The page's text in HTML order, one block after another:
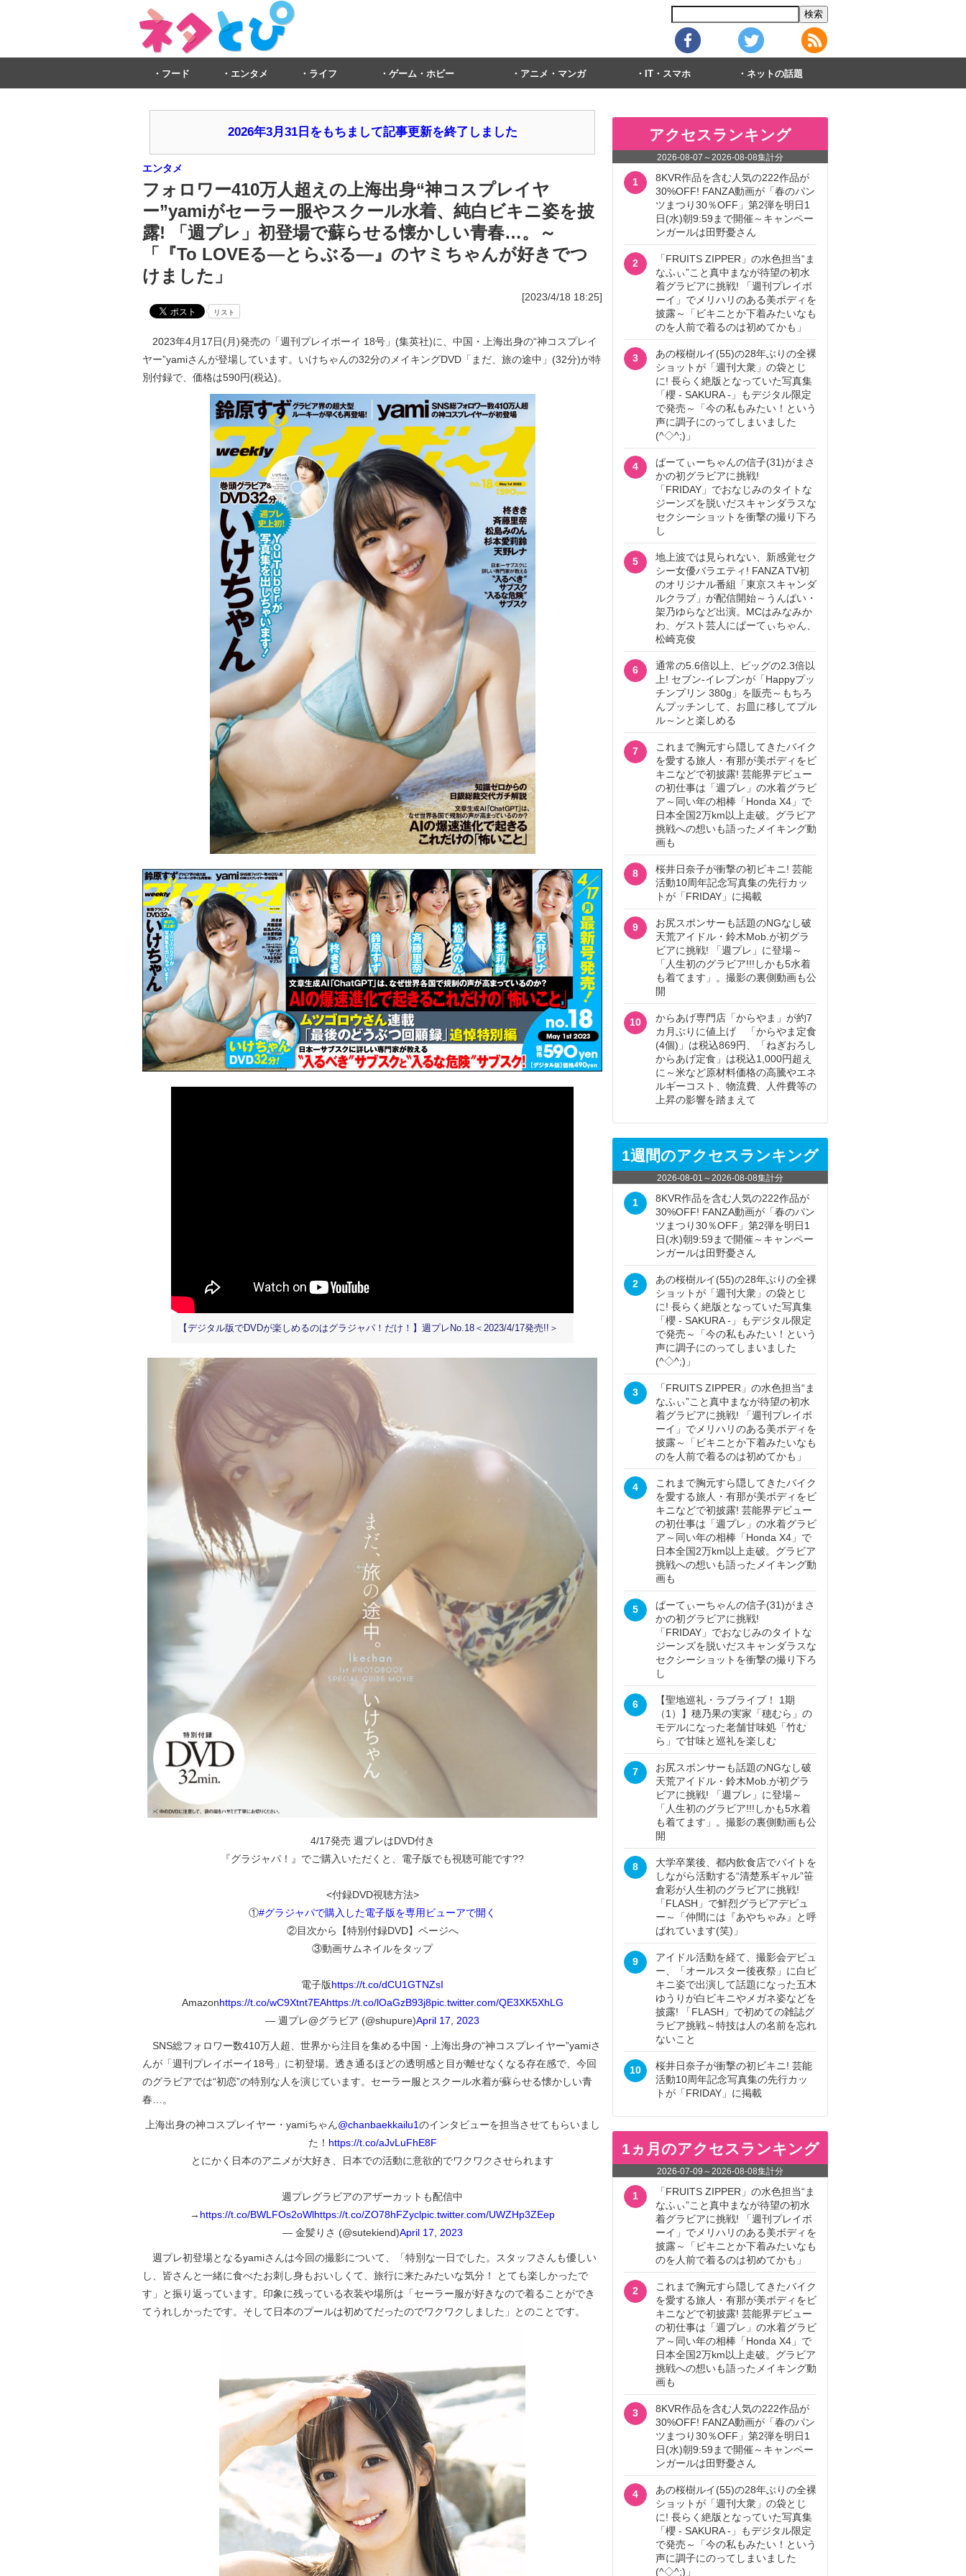
フード エンタメ ライフ ゲーム・ホビー アニメ・マンガ IT・スマホ ネットの話題
2026年3月31日をもちまして記事更新を終了しました
エンタメ
フォロワー410万人超えの上海出身“神コスプレイヤ
ー”yamiがセーラー服やスクール水着、純白ビキニ姿を披
露! 「週プレ」初登場で蘇らせる懐かしい青春…。～
「『To LOVEる―とらぶる―』のヤミちゃんが好きでつ
けました」
[2023/4/18 18:25]
リスト
2023年4月17日(月)発売の「週刊プレイボーイ 18号」(集英社)に、中国・上海出身の“神コスプレイ
ヤー”yamiさんが登場しています。いけちゃんの32分のメイキングDVD「まだ、旅の途中」(32分)が特
別付録で、価格は590円(税込)。
【デジタル版でDVDが楽しめるのはグラジャパ！だけ！】週プレNo.18＜2023/4/17発売!!＞
4/17発売 週プレはDVD付き
『グラジャパ！』でご購入いただくと、電子版でも視聴可能です??
<付録DVD視聴方法>
①#グラジャパで購入した電子版を専用ビューアで開く
②目次から【特別付録DVD】ページへ
③動画サムネイルをタップ
電子版https://t.co/dCU1GTNZsI
Amazonhttps://t.co/wC9Xtnt7EAhttps://t.co/lOaGzB93j8pic.twitter.com/QE3XK5XhLG
— 週プレ@グラビア (@shupure)April 17, 2023
SNS総フォロワー数410万人超、世界から注目を集める中国・上海出身の“神コスプレイヤー”yamiさ
んが「週刊プレイボーイ18号」に初登場。透き通るほどの透明感と目が離せなくなる存在感で、今回
のグラビアでは“初恋”の特別な人を演じています。セーラー服とスクール水着が蘇らせる懐かしい青
春…。
上海出身の神コスプレイヤー・yamiちゃん@chanbaekkailu1のインタビューを担当させてもらいまし
た！ https://t.co/aJvLuFhE8F
とにかく日本のアニメが大好き、日本での活動に意欲的でワクワクさせられます
週プレグラビアのアザーカットも配信中
→ https://t.co/BWLFOs2oWlhttps://t.co/ZO78hFZyclpic.twitter.com/UWZHp3ZEep
— 金髪りさ (@sutekiend)April 17, 2023
週プレ初登場となるyamiさんは今回の撮影について、「特別な一日でした。スタッフさんも優しい
し、皆さんと一緒に食べたお刺し身もおいしくて、旅行に来たみたいな気分！ とても楽しかったで
す」と振り返っています。印象に残っている衣装や場所は「セーラー服が好きなので着ることができ
てうれしかったです。そして日本のプールは初めてだったのでワクワクしました」とのことです。
アクセスランキング
2026-08-07 ～2026-08-08集計分
1
8KVR作品を含む人気の222作品が
30%OFF! FANZA動画が「春のパン
ツまつり30％OFF」第2弾を明日1
日(水)朝9:59まで開催～キャンペー
ンガールは田野憂さん
2
「FRUITS ZIPPER」の水色担当“ま
なふぃ”こと真中まなが待望の初水
着グラビアに挑戦! 「週刊プレイボ
ーイ」でメリハリのある美ボディを
披露～「ビキニとか下着みたいなも
のを人前で着るのは初めてかも」
3
あの桜樹ルイ(55)の28年ぶりの全裸
ショットが「週刊大衆」の袋とじ
に! 長らく絶版となっていた写真集
「櫻 - SAKURA -」もデジタル限定
で発売～「今の私もみたい！という
声に調子にのってしまいました
(^◇^;)」
4
ぱーてぃーちゃんの信子(31)がまさ
かの初グラビアに挑戦!
「FRIDAY」でおなじみのタイトな
ジーンズを脱いだスキャンダラスな
セクシーショットを衝撃の撮り下ろ
し
5
地上波では見られない、新感覚セク
シー女優バラエティ! FANZA TV初
のオリジナル番組「東京スキャンダ
ルクラブ」が配信開始～うんぱい・
架乃ゆらなど出演。MCはみなみか
わ、ゲスト芸人にぱーてぃちゃん、
松崎克俊
6
通常の5.6倍以上、ビッグの2.3倍以
上! セブン‐イレブンが「Happyプッ
チンプリン 380g」を販売～もちろ
んプッチンして、お皿に移してプル
ル～ンと楽しめる
7
これまで胸元すら隠してきたバイク
を愛する旅人・有那が美ボディをビ
キニなどで初披露! 芸能界デビュー
の初仕事は「週プレ」の水着グラビ
ア～同い年の相棒「Honda X4」で
日本全国2万km以上走破。グラビア
挑戦への想いも語ったメイキング動
画も
8
桜井日奈子が衝撃の初ビキニ! 芸能
活動10周年記念写真集の先行カッ
トが「FRIDAY」に掲載
9
お尻スポンサーも話題のNGなし破
天荒アイドル・鈴木Mob.が初グラ
ビアに挑戦! 「週プレ」に登場～
「人生初のグラビア!!!しかも5水着
も着てます」。撮影の裏側動画も公
開
10
からあげ専門店「からやま」が約7
カ月ぶりに値上げ 「からやま定食
(4個)」は税込869円、「ねぎおろし
からあげ定食」は税込1,000円超え
に～米など原材料価格の高騰やエネ
ルギーコスト、物流費、人件費等の
上昇の影響を踏まえて
1週間のアクセスランキング
2026-08-01 ～2026-08-08集計分
1
8KVR作品を含む人気の222作品が
30%OFF! FANZA動画が「春のパン
ツまつり30％OFF」第2弾を明日1
日(水)朝9:59まで開催～キャンペー
ンガールは田野憂さん
2
あの桜樹ルイ(55)の28年ぶりの全裸
ショットが「週刊大衆」の袋とじ
に! 長らく絶版となっていた写真集
「櫻 - SAKURA -」もデジタル限定
で発売～「今の私もみたい！という
声に調子にのってしまいました
(^◇^;)」
3
「FRUITS ZIPPER」の水色担当“ま
なふぃ”こと真中まなが待望の初水
着グラビアに挑戦! 「週刊プレイボ
ーイ」でメリハリのある美ボディを
披露～「ビキニとか下着みたいなも
のを人前で着るのは初めてかも」
4
これまで胸元すら隠してきたバイク
を愛する旅人・有那が美ボディをビ
キニなどで初披露! 芸能界デビュー
の初仕事は「週プレ」の水着グラビ
ア～同い年の相棒「Honda X4」で
日本全国2万km以上走破。グラビア
挑戦への想いも語ったメイキング動
画も
5
ぱーてぃーちゃんの信子(31)がまさ
かの初グラビアに挑戦!
「FRIDAY」でおなじみのタイトな
ジーンズを脱いだスキャンダラスな
セクシーショットを衝撃の撮り下ろ
し
6
【聖地巡礼・ラブライブ！ 1期
（1）】穂乃果の実家「穂むら」の
モデルになった老舗甘味処「竹む
ら」で甘味と巡礼を楽しむ
7
お尻スポンサーも話題のNGなし破
天荒アイドル・鈴木Mob.が初グラ
ビアに挑戦! 「週プレ」に登場～
「人生初のグラビア!!!しかも5水着
も着てます」。撮影の裏側動画も公
開
8
大学卒業後、都内飲食店でバイトを
しながら活動する“清楚系ギャル”笹
倉彩が人生初のグラビアに挑戦!
「FLASH」で鮮烈グラビアデビュ
ー～「仲間には『あやちゃみ』と呼
ばれています(笑)」
9
アイドル活動を経て、撮影会デビュ
ー、「オールスター後夜祭」に白ビ
キニ姿で出演して話題になった五木
ゆうりが白ビキニやメガネ姿などを
披露! 「FLASH」で初めての雑誌グ
ラビア挑戦～特技は人の名前を忘れ
ないこと
10
桜井日奈子が衝撃の初ビキニ! 芸能
活動10周年記念写真集の先行カッ
トが「FRIDAY」に掲載
1ヵ月のアクセスランキング
2026-07-09 ～2026-08-08集計分
1
「FRUITS ZIPPER」の水色担当“ま
なふぃ”こと真中まなが待望の初水
着グラビアに挑戦! 「週刊プレイボ
ーイ」でメリハリのある美ボディを
披露～「ビキニとか下着みたいなも
のを人前で着るのは初めてかも」
2
これまで胸元すら隠してきたバイク
を愛する旅人・有那が美ボディをビ
キニなどで初披露! 芸能界デビュー
の初仕事は「週プレ」の水着グラビ
ア～同い年の相棒「Honda X4」で
日本全国2万km以上走破。グラビア
挑戦への想いも語ったメイキング動
画も
3
8KVR作品を含む人気の222作品が
30%OFF! FANZA動画が「春のパン
ツまつり30％OFF」第2弾を明日1
日(水)朝9:59まで開催～キャンペー
ンガールは田野憂さん
4
あの桜樹ルイ(55)の28年ぶりの全裸
ショットが「週刊大衆」の袋とじ
に! 長らく絶版となっていた写真集
「櫻 - SAKURA -」もデジタル限定
で発売～「今の私もみたい！という
声に調子にのってしまいました
(^◇^;)」